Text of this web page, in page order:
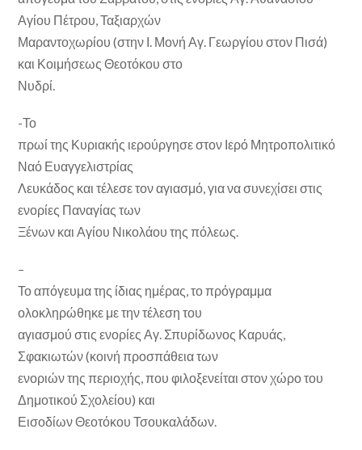
Αγίου Πέτρου, Ταξιαρχών
Μαραντοχωρίου (στην Ι. Μονή Αγ. Γεωργίου στον Πισά)
και Κοιμήσεως Θεοτόκου στο
Νυδρί.
-Το
πρωί της Κυριακής ιερούργησε στον Ιερό Μητροπολιτικό
Ναό Ευαγγελιστρίας
Λευκάδος και τέλεσε τον αγιασμό, για να συνεχίσει στις
ενορίες Παναγίας των
Ξένων και Αγίου Νικολάου της πόλεως.
–
Το απόγευμα της ίδιας ημέρας, το πρόγραμμα
ολοκληρώθηκε με την τέλεση του
αγιασμού στις ενορίες Αγ. Σπυρίδωνος Καρυάς,
Σφακιωτών (κοινή προσπάθεια των
ενοριών της περιοχής, που φιλοξενείται στον χώρο του
Δημοτικού Σχολείου) και
Εισοδίων Θεοτόκου Τσουκαλάδων.